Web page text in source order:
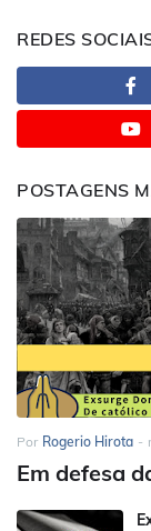
REDES
POSTAGENS
Por Rogerio Hirota -
Em defesa